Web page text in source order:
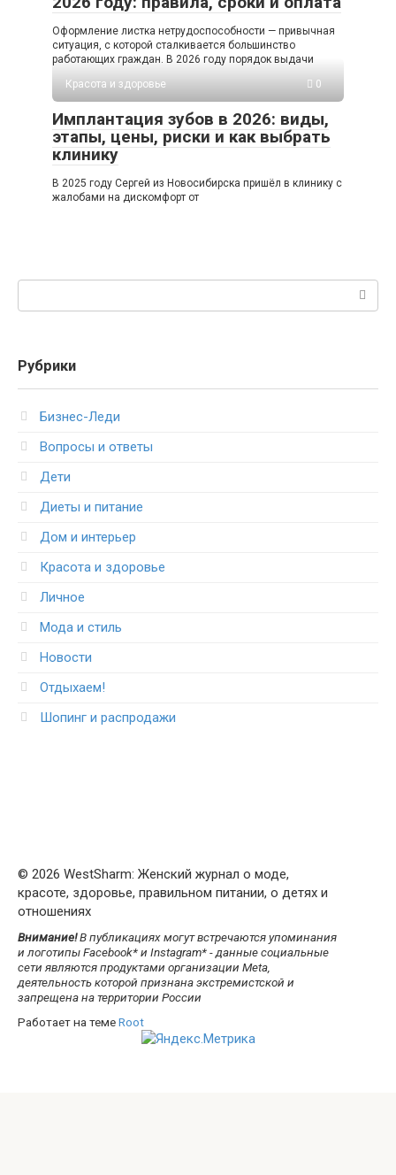
Оформление листка нетрудоспособности — привычная
ситуация, с которой сталкивается большинство
работающих граждан. В 2026 году порядок выдачи
Красота и здоровье
0
Имплантация зубов в 2026: виды,
этапы, цены, риски и как выбрать
клинику
В 2025 году Сергей из Новосибирска пришёл в клинику с
жалобами на дискомфорт от
Рубрики
Бизнес-Леди
Вопросы и ответы
Дети
Диеты и питание
Дом и интерьер
Красота и здоровье
Личное
Мода и стиль
Новости
Отдыхаем!
Шопинг и распродажи
© 2026 WestSharm: Женский журнал о моде,
красоте, здоровье, правильном питании, о детях и
отношениях
Внимание!В публикациях могут встречаются упоминания
и логотипы Facebook* и Instagram* - данные социальные
сети являются продуктами организации Meta,
деятельность которой признана экстремистской и
запрещена на территории России
Работает на темеRoot